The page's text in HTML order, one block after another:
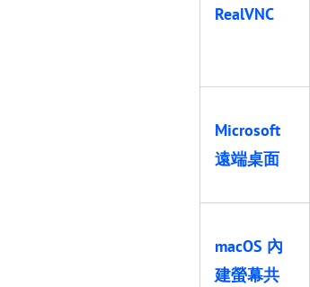
RealVNC
Microsoft
遠端桌面
macOS 內
建螢幕共